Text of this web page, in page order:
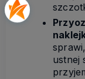
ustnej